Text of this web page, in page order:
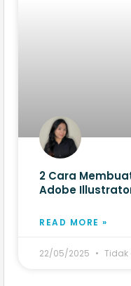
2 Cara
Adobe
READ MORE »
22/05/2025